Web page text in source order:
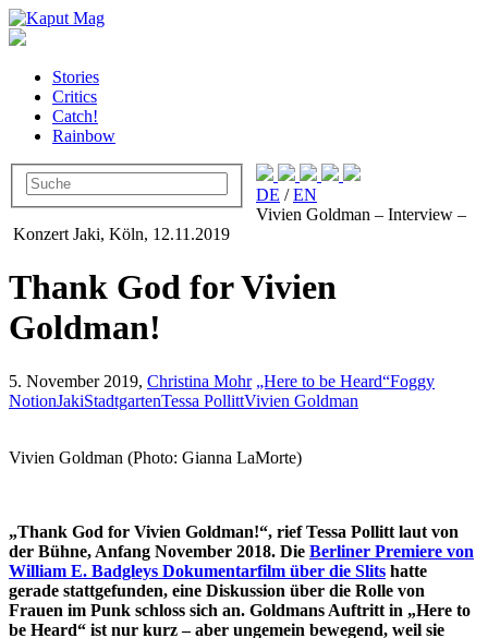
Stories
Critics
Catch!
Rainbow
DE /EN
Vivien Goldman – Interview –
Konzert Jaki, Köln, 12.11.2019
Thank God for Vivien
Goldman!
5. November 2019, Christina Mohr „Here to be Heard“Foggy
NotionJakiStadtgartenTessa PollittVivien Goldman
Vivien Goldman (Photo: Gianna LaMorte)
„Thank God for Vivien Goldman!“, rief Tessa Pollitt laut von
der Bühne, Anfang November 2018. Die Berliner Premiere von
William E. Badgleys Dokumentarfilm über die Slits hatte
gerade stattgefunden, eine Diskussion über die Rolle von
Frauen im Punk schloss sich an. Goldmans Auftritt in „Here to
be Heard“ ist nur kurz – aber ungemein bewegend, weil sie